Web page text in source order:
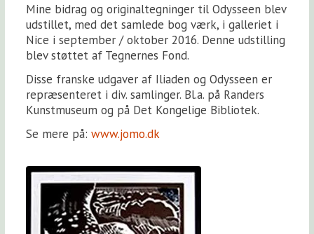
Mine bidrag og originaltegninger til Odysseen blev
udstillet, med det samlede bog værk, i galleriet i
Nice i september / oktober 2016. Denne udstilling
blev støttet af Tegnernes Fond.
Disse franske udgaver af Iliaden og Odysseen er
repræsenteret i div. samlinger. Bl.a. på Randers
Kunstmuseum og på Det Kongelige Bibliotek.
Se mere på:www.jomo.dk